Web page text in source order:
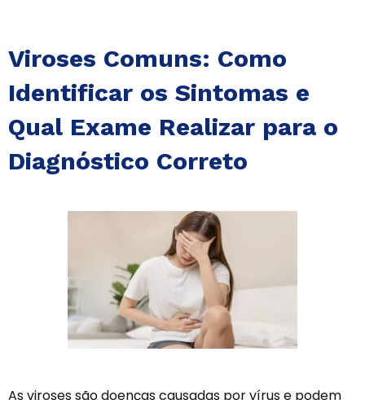
Viroses Comuns: Como
Identificar os Sintomas e
Qual Exame Realizar para o
Diagnóstico Correto
As viroses são doenças causadas por vírus e podem